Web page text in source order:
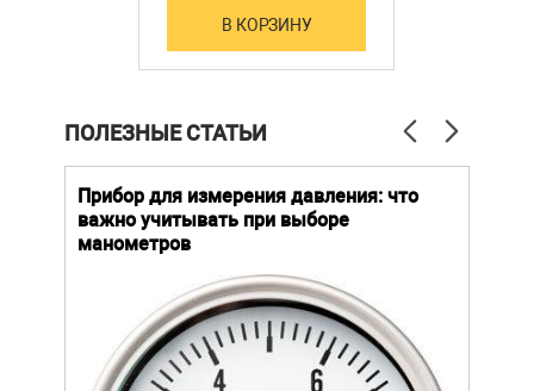
В КОРЗИНУ
ПОЛЕЗНЫЕ СТАТЬИ
Прибор для измерения давления: что
важно учитывать при выборе
манометров